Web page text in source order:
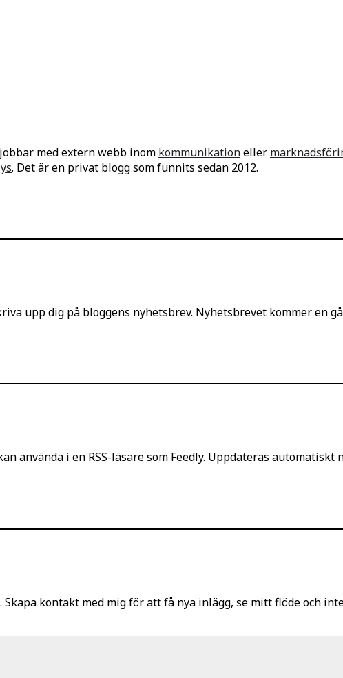
med extern webb inom kommunikationeller
. Det är en privat blogg som funnits sedan 2012.
upp dig på bloggens nyhetsbrev. Nyhetsbrevet kommer en
använda i en RSS-läsare som Feedly. Uppdateras
kontakt med mig för att få nya inlägg, se mitt flöde och